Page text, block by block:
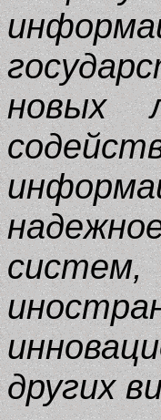
новых
других